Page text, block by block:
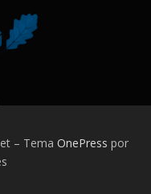
– Tema OnePress por